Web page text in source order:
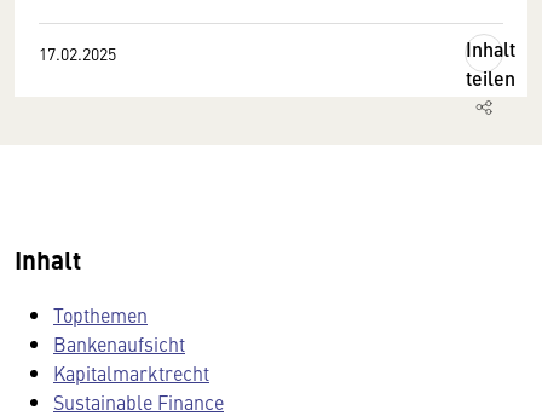
17.02.2025
Inhalt
teilen
Inhalt
Topthemen
Bankenaufsicht
Kapitalmarktrecht
Sustainable Finance